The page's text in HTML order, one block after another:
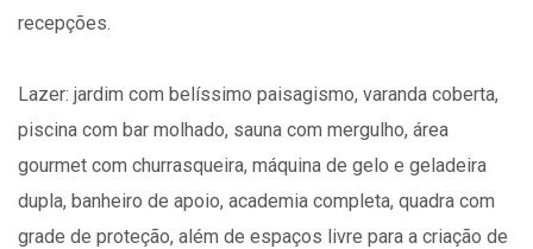
recepções.
Lazer: jardim com belíssimo paisagismo, varanda coberta,
piscina com bar molhado, sauna com mergulho, área
gourmet com churrasqueira, máquina de gelo e geladeira
dupla, banheiro de apoio, academia completa, quadra com
grade de proteção, além de espaços livre para a criação de